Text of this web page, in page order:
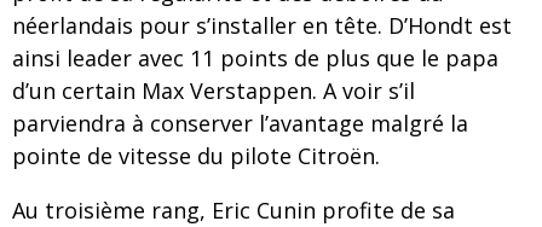
néerlandais pour s’installer en tête. D’Hondt est
ainsi leader avec 11 points de plus que le papa
d’un certain Max Verstappen. A voir s’il
parviendra à conserver l’avantage malgré la
pointe de vitesse du pilote Citroën.
Au troisième rang, Eric Cunin profite de sa